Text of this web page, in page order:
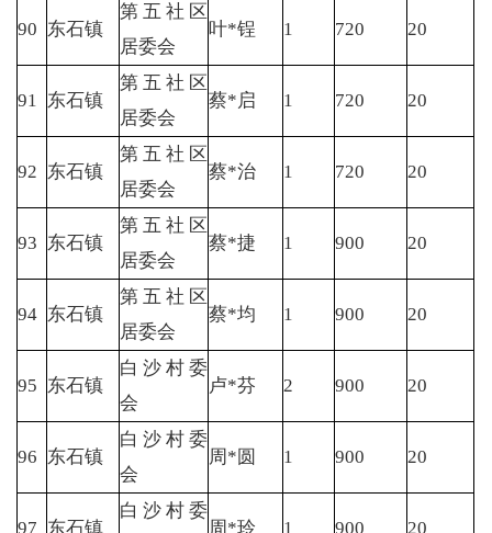
90 东石镇
第五社区
居委会
叶*锃 1 720 20
91 东石镇
第五社区
居委会
蔡*启 1 720 20
92 东石镇
第五社区
居委会
蔡*治 1 720 20
93 东石镇
第五社区
居委会
蔡*捷 1 900 20
94 东石镇
第五社区
居委会
蔡*均 1 900 20
95 东石镇
白沙村委
会
卢*芬 2 900 20
96 东石镇
白沙村委
会
周*圆 1 900 20
97 东石镇
白沙村委
周*玲
1 900 20